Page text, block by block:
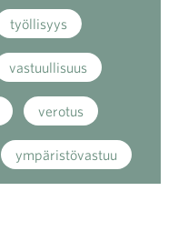
työllisyys
vastuullisuus
verotus
ympäristövastuu